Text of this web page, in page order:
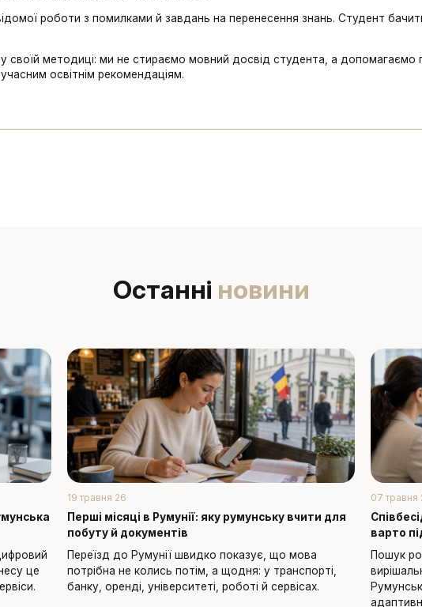
роботи з помилками й завдань на перенесення знань. Студент
методиці: ми не стираємо мовний досвід студента, а допомагаємо
освітнім рекомендаціям.
Останні новини
це
19 травня 26
Перші місяці в Румунії: яку румунську вчити для
побуту й документів
Переїзд до Румунії швидко показує, що мова
потрібна не колись потім, а щодня: у транспорті,
банку, оренді, університеті, роботі й сервісах.
07 травня
варто
Пошук